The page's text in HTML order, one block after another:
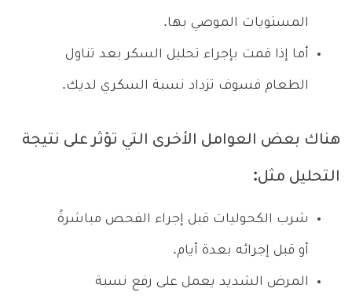
المستويات الموصي بها.
أما إذا قمت بإجراء تحليل السكر بعد تناول
الطعام فسوف تزداد نسبة السكري لديك.
هناك بعض العوامل الأخرى التي تؤثر على نتيجة
التحليل مثل:
شرب الكحوليات قبل إجراء الفحص مباشرةً
أو قبل إجرائه بعدة أيام.
المرض الشديد يعمل على رفع نسبة